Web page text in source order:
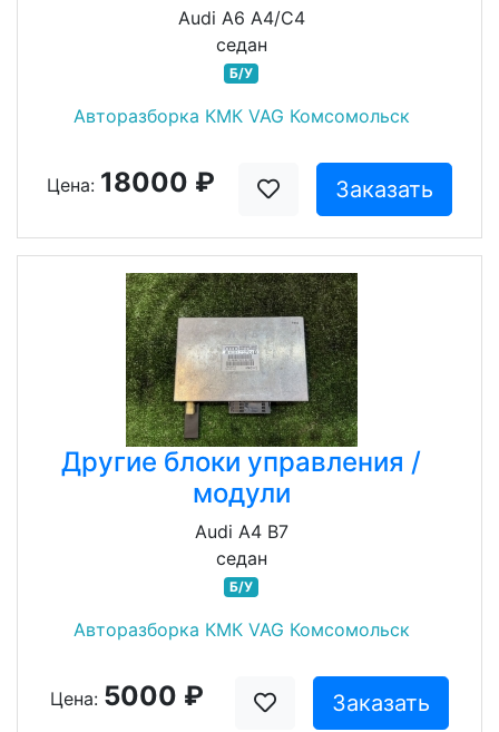
Audi A6 A4/C4
седан
Б/У
Авторазборка КМК VAG Комсомольск
Цена: 18000 ₽ Заказать
Другие блоки управления /
модули
Audi A4 B7
седан
Б/У
Авторазборка КМК VAG Комсомольск
Цена: 5000 ₽ Заказать